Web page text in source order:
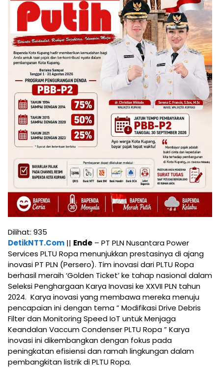
Dilihat: 935
DetikNTT.Com || Ende – PT PLN Nusantara Power
Services PLTU Ropa menunjukkan prestasinya di ajang
inovasi PT PLN (Persero). Tim inovasi dari PLTU Ropa
berhasil meraih ‘Golden Ticket’ ke tahap nasional dalam
Seleksi Penghargaan Karya Inovasi ke XXVII PLN tahun
2024. Karya inovasi yang membawa mereka menuju
pencapaian ini dengan tema ” Modifikasi Drive Debris
Filter dan Monitoring Speed IoT untuk Menjaga
Keandalan Vaccum Condenser PLTU Ropa ” Karya
inovasi ini dikembangkan dengan fokus pada
peningkatan efisiensi dan ramah lingkungan dalam
pembangkitan listrik di PLTU Ropa.